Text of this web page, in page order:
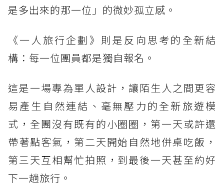
是多出來的那一位」的微妙孤立感。
《一人旅行企劃》則是反向思考的全新結
構：每一位團員都是獨自報名。
這是一場專為單人設計，讓陌生人之間更容
易產生自然連結、毫無壓力的全新旅遊模
式，全團沒有既有的小圈圈，第一天或許還
帶著點客氣，第二天開始自然地併桌吃飯，
第三天互相幫忙拍照，到最後一天甚至約好
下一趟旅行。